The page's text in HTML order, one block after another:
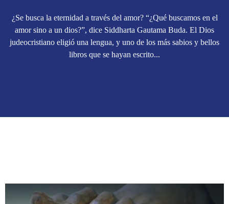
¿Se busca la eternidad a través del amor? “¿Qué buscamos en el
amor sino a un dios?”, dice Siddharta Gautama Buda. El Dios
judeocristiano eligió una lengua, y uno de los más sabios y bellos
libros que se hayan escrito...